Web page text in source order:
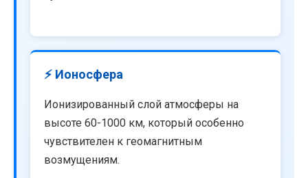
⚡ Ионосфера
Ионизированный слой атмосферы на
высоте 60-1000 км, который особенно
чувствителен к геомагнитным
возмущениям.